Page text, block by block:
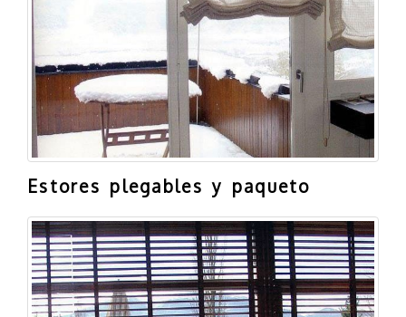
Estores plegables y paqueto